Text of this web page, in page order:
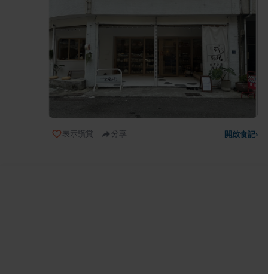
表示讚賞 分享 開啟食記›